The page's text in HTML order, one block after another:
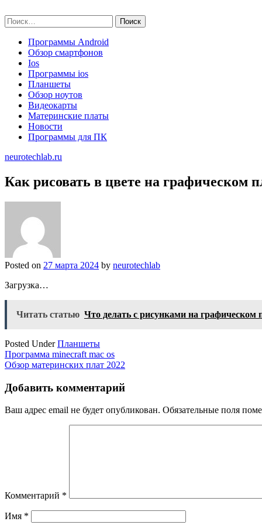
to
content
Найти:
Программы Android
Обзор смартфонов
Ios
Программы ios
Планшеты
Обзор ноутов
Видеокарты
Материнские платы
Новости
Программы для ПК
neurotechlab.ru
Как рисовать в цвете на графическом
Posted on 27 марта 2024 by neurotechlab
Загрузка…
Читать статью Что делать с рисунками на графическом
Posted UnderПланшеты
Навигация
по
записям
Программа minecraft mac os
Обзор материнских плат 2022
Добавить комментарий
Ваш адрес email не будет опубликован. Обязательные поля
Комментарий *
Имя *